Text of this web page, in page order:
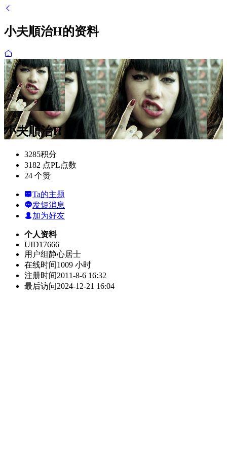
小夫順治H的资料
小夫順治H
3285积分
3182 点PL点数
24 个赞
Ta的主题
发短消息
加为好友
个人资料
UID17666
用户组静心居士
在线时间1009 小时
注册时间2011-8-6 16:32
最后访问2024-12-21 16:04